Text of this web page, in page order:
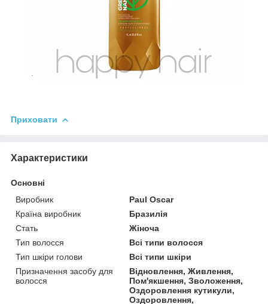
Приховати
Характеристики
Основні
Виробник
Paul Oscar
Країна виробник
Бразилія
Стать
Жіноча
Тип волосся
Всі типи волосся
Тип шкіри голови
Всі типи шкіри
Призначення засобу для
волосся
Відновлення, Живлення,
Пом'якшення, Зволоження,
Оздоровлення кутикули,
Оздоровлення,